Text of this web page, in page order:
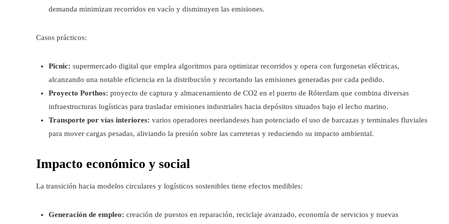
demanda minimizan recorridos en vacío y disminuyen las emisiones.
Casos prácticos:
Picnic: supermercado digital que emplea algoritmos para optimizar recorridos y opera con furgonetas eléctricas,
alcanzando una notable eficiencia en la distribución y recortando las emisiones generadas por cada pedido.
Proyecto Porthos: proyecto de captura y almacenamiento de CO2 en el puerto de Róterdam que combina diversas
infraestructuras logísticas para trasladar emisiones industriales hacia depósitos situados bajo el lecho marino.
Transporte por vías interiores: varios operadores neerlandeses han potenciado el uso de barcazas y terminales fluviales
para mover cargas pesadas, aliviando la presión sobre las carreteras y reduciendo su impacto ambiental.
Impacto económico y social
La transición hacia modelos circulares y logísticos sostenibles tiene efectos medibles:
Generación de empleo: creación de puestos en reparación, reciclaje avanzado, economía de servicios y nuevas